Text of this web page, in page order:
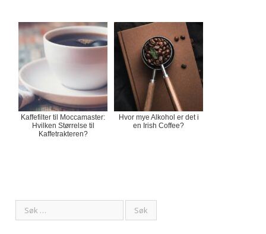
Kaffefilter til Moccamaster:
Hvilken Størrelse til
Kaffetrakteren?
Hvor mye Alkohol er det i
en Irish Coffee?